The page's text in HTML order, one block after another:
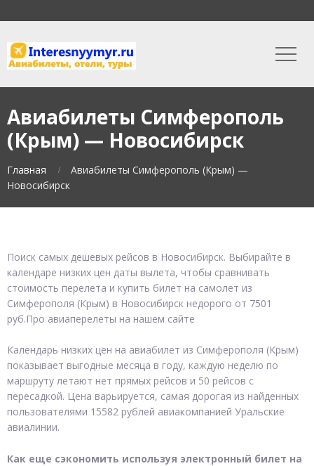
Авиабилеты Симферополь
(Крым) — Новосибирск
Главная
Авиабилеты Симферополь (Крым) —
Новосибирск
Поиск самых дешевых рейсов в Новосибирск. Выбирайте в
календаре низких цен даты вылета, чтобы сравнивать
стоимость перелета и купить билет на самолет из
Симферополя (Крым) в Новосибирск недорого от 7501
руб.Про авиаперелеты на нашем сайте
Календарь низких цен на авиабилет из Симферополя (Крым)
показывает выгодные месяца в году, каждую неделю по
маршруту летают нет прямых рейсов и 50 рейсов с
пересадкой. Цена варьируется, самая дорогая из найденных
пользователями 15582 рублей авиакомпанией Уральские
авиалинии.
Как еще сэкономить используя электронный билет на